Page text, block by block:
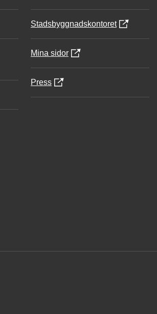
Stadsbyggnadskontoret
Mina sidor
Press